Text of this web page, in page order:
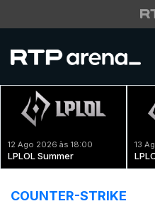
12 Ago 2026 às 18:00
LPLOL Summer
13
COUNTER-STRIKE